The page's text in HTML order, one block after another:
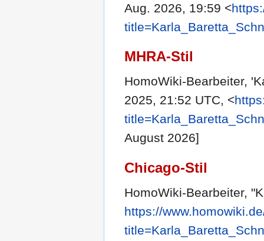
Aug. 2026, 19:59 <
MHRA-Stil
HomoWiki-Bearbeiter,
2025, 21:52 UTC, <
August 2026]
Chicago-Stil
HomoWiki-Bearbeiter,
https://